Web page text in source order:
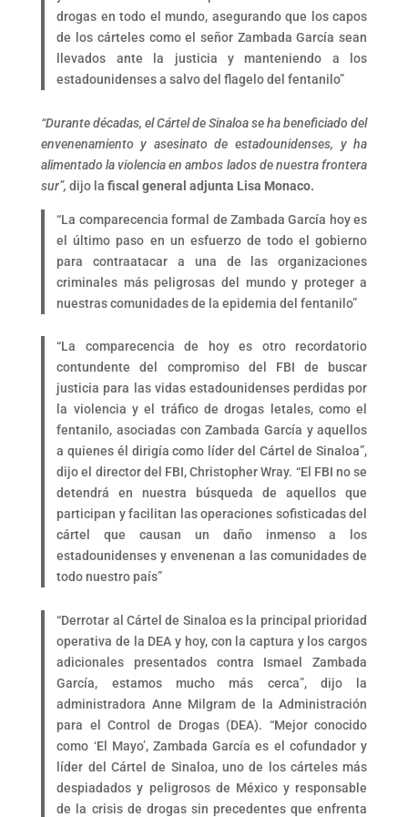
drogas en todo el mundo, asegurando que los capos
de los cárteles como el señor Zambada García sean
llevados ante la justicia y manteniendo a los
estadounidenses a salvo del flagelo del fentanilo”
“Durante décadas, el Cártel de Sinaloa se ha beneficiado del
envenenamiento y asesinato de estadounidenses, y ha
alimentado la violencia en ambos lados de nuestra frontera
sur”, dijo la fiscal general adjunta Lisa Monaco.
“La comparecencia formal de Zambada García hoy es
el último paso en un esfuerzo de todo el gobierno
para contraatacar a una de las organizaciones
criminales más peligrosas del mundo y proteger a
nuestras comunidades de la epidemia del fentanilo”
“La comparecencia de hoy es otro recordatorio
contundente del compromiso del FBI de buscar
justicia para las vidas estadounidenses perdidas por
la violencia y el tráfico de drogas letales, como el
fentanilo, asociadas con Zambada García y aquellos
a quienes él dirigía como líder del Cártel de Sinaloa”,
dijo el director del FBI, Christopher Wray. “El FBI no se
detendrá en nuestra búsqueda de aquellos que
participan y facilitan las operaciones sofisticadas del
cártel que causan un daño inmenso a los
estadounidenses y envenenan a las comunidades de
todo nuestro país”
“Derrotar al Cártel de Sinaloa es la principal prioridad
operativa de la DEA y hoy, con la captura y los cargos
adicionales presentados contra Ismael Zambada
García, estamos mucho más cerca”, dijo la
administradora Anne Milgram de la Administración
para el Control de Drogas (DEA). “Mejor conocido
como ‘El Mayo’, Zambada García es el cofundador y
líder del Cártel de Sinaloa, uno de los cárteles más
despiadados y peligrosos de México y responsable
de la crisis de drogas sin precedentes que enfrenta